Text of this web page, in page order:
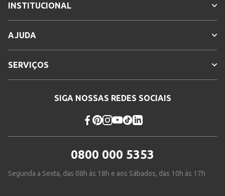
INSTITUCIONAL
AJUDA
SERVIÇOS
SIGA NOSSAS REDES SOCIAIS
0800 000 5353
Segunda a Sexta, das 08h às 18h e aos Sábados, das 10h às 17h